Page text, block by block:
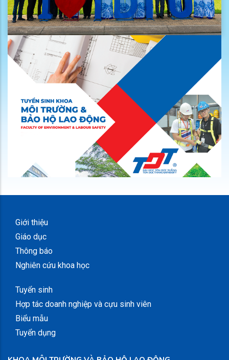
Giới thiệu
Giáo dục
Thông báo
Nghiên cứu khoa học
Tuyển sinh
Hợp tác doanh nghiệp và cựu sinh viên
Biểu mẫu
Tuyển dụng